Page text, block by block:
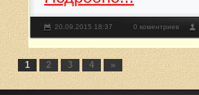
20.09.2015 18:37 0 коментриев
1 2 3 4 »